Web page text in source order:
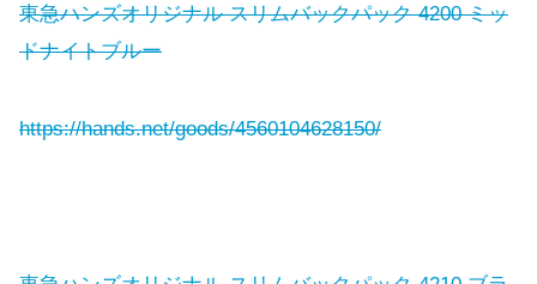
東急ハンズオリジナル スリムバックパック 4200 ミッ
ドナイトブルー
https://hands.net/goods/4560104628150/